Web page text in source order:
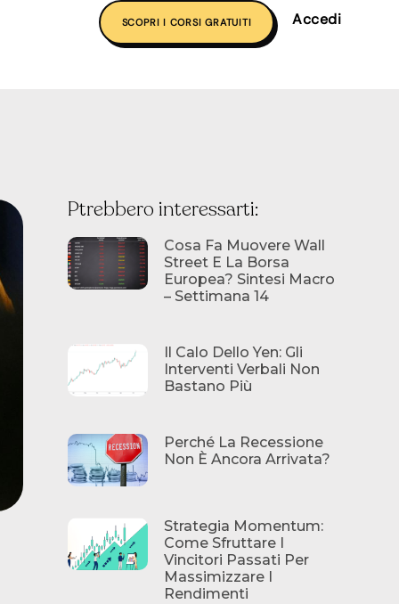
SCOPRI I CORSI GRATUITI Accedi
Ptrebbero interessarti:
Cosa Fa Muovere Wall
Street E La Borsa
Europea? Sintesi Macro
– Settimana 14
Il Calo Dello Yen: Gli
Interventi Verbali Non
Bastano Più
Perché La Recessione
Non È Ancora Arrivata?
Strategia Momentum:
Come Sfruttare I
Vincitori Passati Per
Massimizzare I
Rendimenti